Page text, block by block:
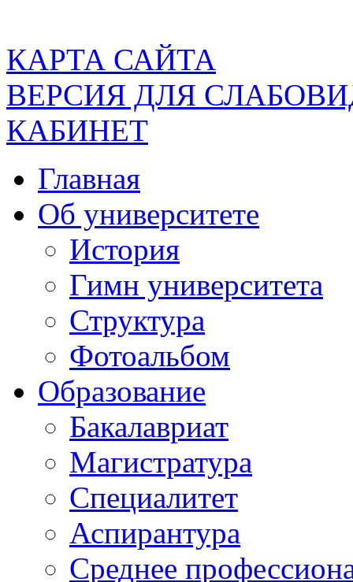
КАРТА САЙТА
ВЕРСИЯ ДЛЯ
КАБИНЕТ
Главная
Об университете
История
Гимн университета
Структура
Фотоальбом
Образование
Бакалавриат
Магистратура
Специалитет
Аспирантура
Среднее